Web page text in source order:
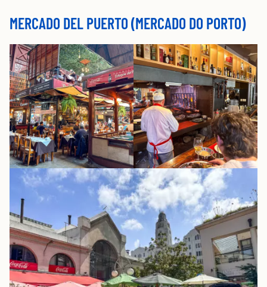
MERCADO DEL PUERTO (MERCADO DO PORTO)